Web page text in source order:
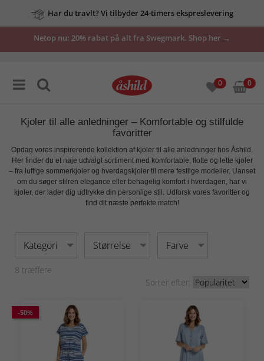
Har du travlt? Vi tilbyder 24-timers ekspreslevering
Netop nu: 20% rabat på alt fra Swegmark. Shop her →
0 0
Kjoler til alle anledninger – Komfortable og stilfulde
favoritter
Opdag vores inspirerende kollektion af kjoler til alle anledninger hos Åshild.
Her finder du et nøje udvalgt sortiment med komfortable, flotte og lette kjoler
– fra luftige sommerkjoler og hverdagskjoler til mere festlige modeller. Uanset
om du søger stilren elegance eller behagelig komfort i hverdagen, har vi
kjoler, der lader dig udtrykke din personlige stil. Udforsk vores favoritter og
find dit næste perfekte match!
Kategori Størrelse Farve
8 træffere
Sorter efter:
-50%